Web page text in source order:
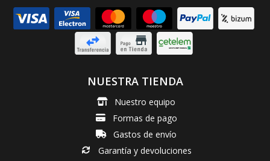
NUESTRA TIENDA
Nuestro equipo
Formas de pago
Gastos de envío
Garantía y devoluciones